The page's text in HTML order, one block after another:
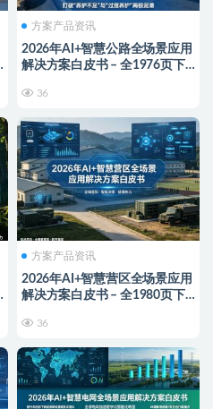
方案产品资讯
2026年AI+智慧公路全场景应用
解决方案白皮书 – 全1976页下
36
方案产品资讯
2026年AI+智慧营区全场景应用
解决方案白皮书 – 全1980页下
36